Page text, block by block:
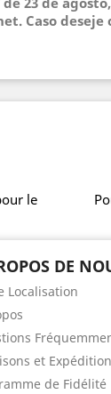
Caso deseje
le
DE
Localisation
et
de Fidélité